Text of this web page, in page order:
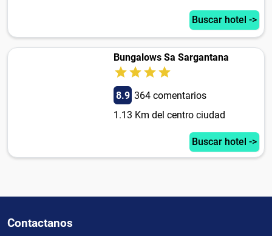
Buscar hotel ->
Bungalows Sa Sargantana
8.9 364 comentarios
1.13 Km del centro ciudad
Buscar hotel ->
Contactanos